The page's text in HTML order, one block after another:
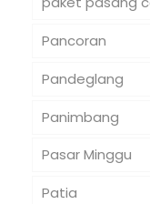
Pancoran
Pandeglang
Panimbang
Pasar Minggu
Patia